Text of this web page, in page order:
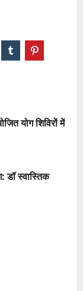
योग शिविरों में
डॉ स्वास्तिक